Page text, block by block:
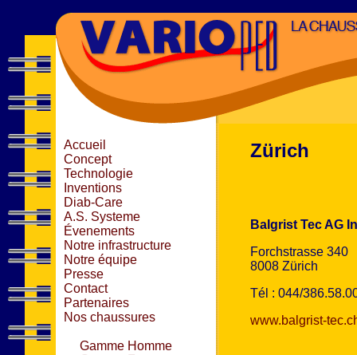
Accueil
Concept
Technologie
Inventions
Diab-Care
A.S. Systeme
Évenements
Notre infrastructure
Notre équipe
Presse
Contact
Partenaires
Nos chaussures
Gamme Homme
Zürich
Balgrist Tec AG
Forchstrasse 340
8008 Zürich
Tél : 044/
www.balgrist-